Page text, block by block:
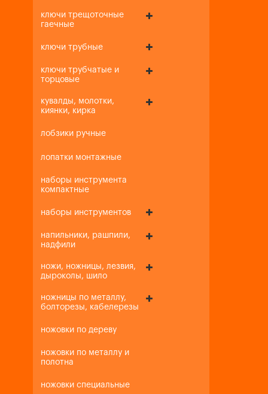
ключи трещоточные
гаечные
ключи трубные
ключи трубчатые и
торцовые
кувалды, молотки,
киянки, кирка
лобзики ручные
лопатки монтажные
наборы инструмента
компактные
наборы инструментов
напильники, рашпили,
надфили
ножи, ножницы, лезвия,
дыроколы, шило
ножницы по металлу,
болторезы, кабелерезы
ножовки по дереву
ножовки по металлу и
полотна
ножовки специальные